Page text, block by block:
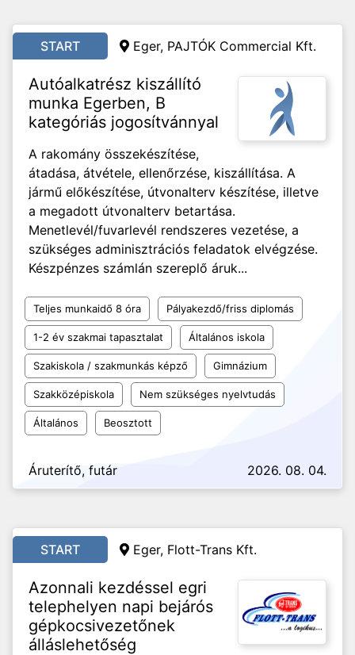
START Eger, PAJTÓK Commercial Kft.
Autóalkatrész kiszállító
munka Egerben, B
kategóriás jogosítvánnyal
A rakomány összekészítése,
átadása, átvétele, ellenőrzése, kiszállítása. A
jármű előkészítése, útvonalterv készítése, illetve
a megadott útvonalterv betartása.
Menetlevél/fuvarlevél rendszeres vezetése, a
szükséges adminisztrációs feladatok elvégzése.
Készpénzes számlán szereplő áruk...
Teljes munkaidő 8 óra Pályakezdő/friss diplomás
1-2 év szakmai tapasztalat Általános iskola
Szakiskola / szakmunkás képző Gimnázium
Szakközépiskola Nem szükséges nyelvtudás
Általános Beosztott
Áruterítő, futár 2026. 08. 04.
START Eger, Flott-Trans Kft.
Azonnali kezdéssel egri
telephelyen napi bejárós
gépkocsivezetőnek
álláslehetőség